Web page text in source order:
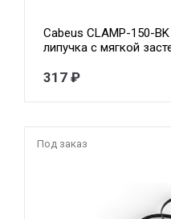
Cabeus CLAMP-150-
липучка с мягкой
317 ₽
Под заказ